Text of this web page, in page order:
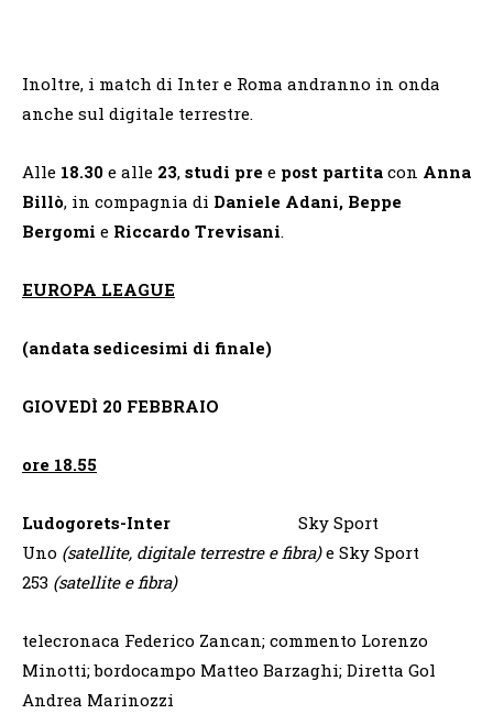
Inoltre, i match di Inter e Roma andranno in onda
anche sul digitale terrestre.
Alle 18.30 e alle 23, studi pre e post partita con Anna
Billò, in compagnia di Daniele Adani, Beppe
Bergomi e Riccardo Trevisani.
EUROPA LEAGUE
(andata sedicesimi di finale)
GIOVEDÌ 20 FEBBRAIO
ore 18.55
Ludogorets-Inter Sky Sport
Uno (satellite, digitale terrestre e fibra)e Sky Sport
253 (satellite e fibra)
telecronaca Federico Zancan; commento Lorenzo
Minotti; bordocampo Matteo Barzaghi; Diretta Gol
Andrea Marinozzi